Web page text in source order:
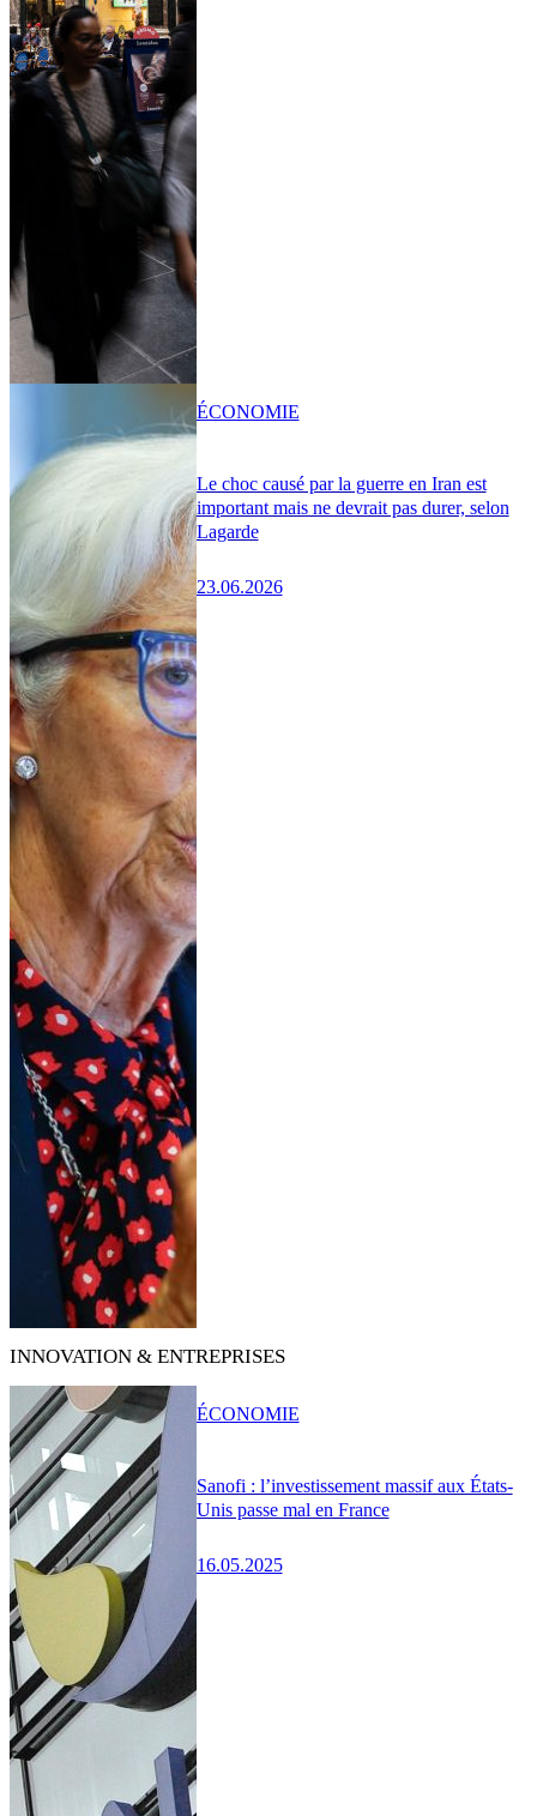
Le choc causé par la guerre en Iran est
important mais ne devrait pas durer, selon
Lagarde
23.06.2026
ÉCONOMIE
INNOVATION & ENTREPRISES
Sanofi : l’investissement massif aux États-
Unis passe mal en France
16.05.2025
ÉCONOMIE